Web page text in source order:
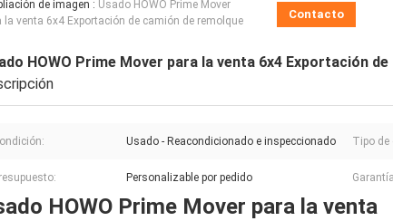
de imagen : Usado HOWO Prime Mover
la venta 6x4 Exportación de camión de remolque
Contacto
HOWO Prime Mover para la venta 6x4 Exportación
Usado - Reacondicionado e inspeccionado Tipo de
Personalizable por pedido
HOWO Prime Mover para la venta